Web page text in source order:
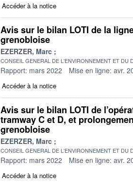
Accéder à la notice
Avis sur le bilan LOTI de la
grenobloise
EZERZER, Marc
CONSEIL GENERAL DE L'ENVIRONNEMENT ET DU
Rapport: mars 2022 Mise en ligne: avr.
Accéder à la notice
Avis sur le bilan LOTI de
tramway C et D, et
grenobloise
EZERZER, Marc
CONSEIL GENERAL DE L'ENVIRONNEMENT ET DU
Rapport: mars 2022 Mise en ligne: avr.
Accéder à la notice